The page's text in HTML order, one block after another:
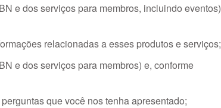
e dos serviços para membros, incluindo eventos)
relacionadas a esses produtos e serviços;
e dos serviços para membros) e, conforme
que você nos tenha apresentado;